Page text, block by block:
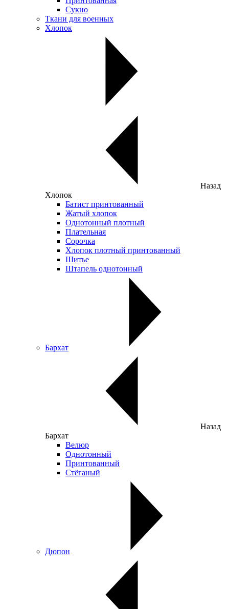
Сукно
Ткани для военных
Хлопок
Назад
Хлопок
Батист принтованный
Жатый хлопок
Однотонный плотный
Плательная
Сорочка
Хлопок плотный принтованный
Шитье
Штапель однотонный
Бархат
Назад
Бархат
Велюр
Однотонный
Принтованный
Стёганый
Дюпон